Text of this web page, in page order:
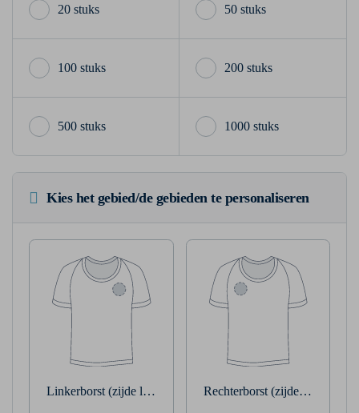
20 stuks 50 stuks
100 stuks 200 stuks
500 stuks 1000 stuks
Kies het gebied/de gebieden te personaliseren
Linkerborst (zijde linkerarm) Rechterborst (zijde